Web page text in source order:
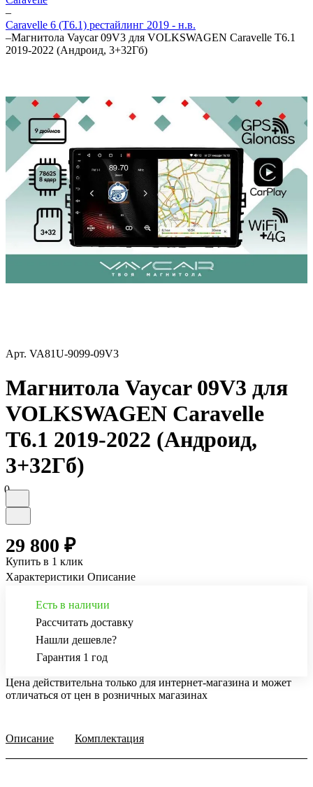
–
Caravelle 6 (T6.1) рестайлинг 2019 - н.в.
–Магнитола Vaycar 09V3 для VOLKSWAGEN Caravelle T6.1
2019-2022 (Андроид, 3+32Гб)
Арт. VA81U-9099-09V3
Магнитола Vaycar 09V3 для
VOLKSWAGEN Caravelle
T6.1 2019-2022 (Андроид,
3+32Гб)
0
29 800 ₽
Купить в 1 клик
Характеристики Описание
Есть в наличии
Рассчитать доставку
Нашли дешевле?
Гарантия 1 год
Цена действительна только для интернет-магазина и может
отличаться от цен в розничных магазинах
Описание Комплектация